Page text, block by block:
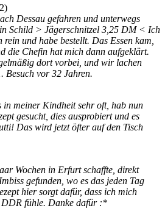
Dessau gefahren und unterwegs
Schild > Jägerschnitzel 3,25 DM < Ich
und habe bestellt. Das Essen kam,
die Chefin hat mich dann aufgeklärt.
dort vorbei, und wir lachen
Besuch vor 32 Jahren.
in meiner Kindheit sehr oft, hab nun
gesucht, dies ausprobiert und es
Das wird jetzt öfter auf den Tisch
Wochen in Erfurt schaffte, direkt
gefunden, wo es das jeden Tag
hier sorgt dafür, dass ich mich
fühle. Danke dafür :*